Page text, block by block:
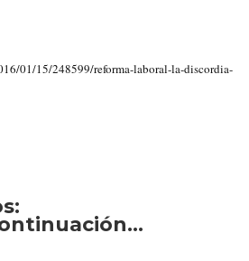
01/15/248599/reforma-laboral-la-discordia-